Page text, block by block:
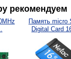
рекомендуем
Память micro
Digital Card